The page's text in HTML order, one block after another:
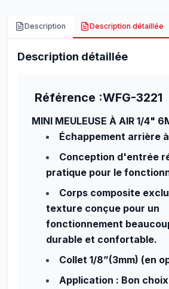
Description Description détaillée
Description détaillée
Référence :WFG-3221
MINI MEULEUSE À AIR 1/4"
Échappement arrière
Conception d'entrée
pratique pour le
Corps composite
texture conçue pour un
fonctionnement
durable et confortable.
Collet 1/8”(3mm) (en
Application : Bon